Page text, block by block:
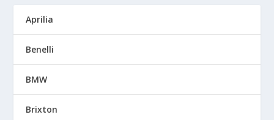
Aprilia
Benelli
BMW
Brixton